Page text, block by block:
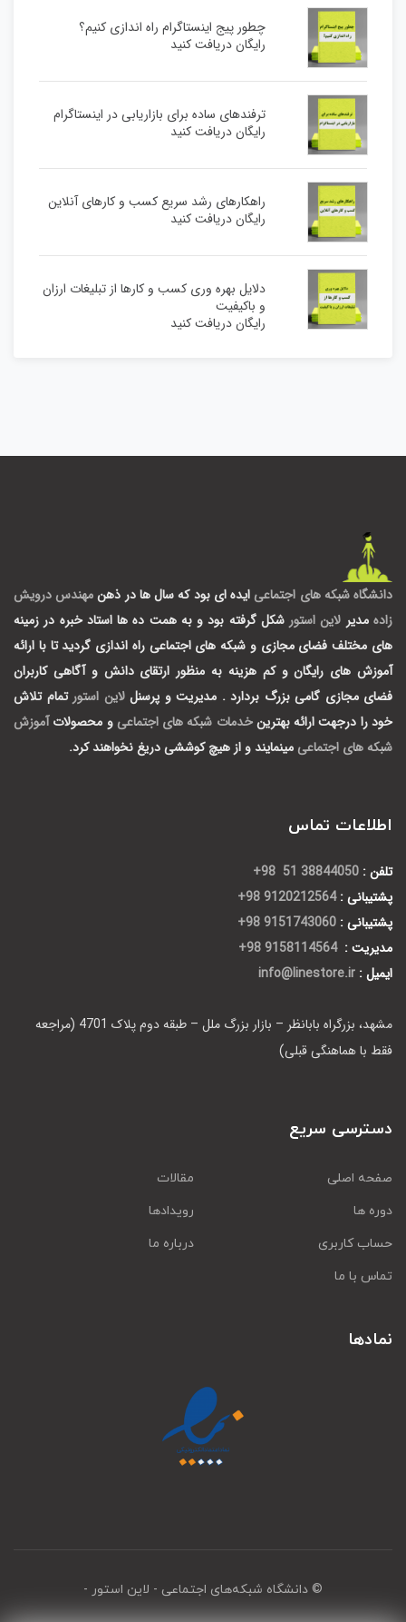
چطور پیج اینستاگرام راه اندازی کنیم؟
رایگان دریافت کنید
ترفندهای ساده برای بازاریابی در اینستاگرام
رایگان دریافت کنید
راهکارهای رشد سریع کسب و کارهای آنلاین
رایگان دریافت کنید
دلایل بهره وری کسب و کارها از تبلیغات ارزان
و باکیفیت
رایگان دریافت کنید
دانشگاه شبکه های اجتماعی ایده ای بود که سال ها در ذهنمهندس درویش
زاده مدیر لاین استور شکل گرفته بود و به همت ده ها استاد خبره در زمینه
های مختلف فضای مجازی و شبکه های اجتماعی راه اندازی گردید تا با ارائه
آموزش های رایگان و کم هزینه به منظور ارتقای دانش و آگاهی کاربران
فضای مجازی گامی بزرگ بردارد . مدیریت و پرسنللاین استور تمام تلاش
خود را درجهت ارائه بهترینخدمات شبکه های اجتماعی و محصولات آموزش
شبکه های اجتماعی مینمایند و از هیچ کوششی دریغ نخواهند کرد.
اطلاعات تماس
تلفن : 38844050 51 98+
پشتیبانی : 9120212564 98+
پشتیبانی : 9151743060 98+
مدیریت : 9158114564 98+
ایمیل : info@linestore.ir
مشهد، بزرگراه بابانظر – بازار بزرگ ملل – طبقه دوم پلاک 4701 (مراجعه
فقط با هماهنگی قبلی)
دسترسی سریع
صفحه اصلی
مقالات
دوره ها
رویدادها
حساب کاربری
درباره ما
تماس با ما
نمادها
© دانشگاه شبکه‌های اجتماعی - لاین استور -